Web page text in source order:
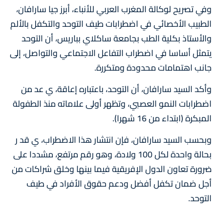
وفي تصريح لوكالة المغرب العربي للأنباء، أبرز جيا سارافان،
الطبيب الأخصائي في اضطرابات طيف التوحد والتكفل بالألم
والأستاذ بكلية الطب بجامعة ساكلاي بباريس، أن التوحد
يتمثل أساسا في اضطراب التفاعل الاجتماعي والتواصل، إلى
جانب اهتمامات محدودة ومتكررة.
وأكد السيد سارافان، أن التوحد، باعتباره إعاقة، ي عد من
اضطرابات النمو العصبي، وتظهر أولى علاماته منذ الطفولة
المبكرة (ابتداء من 16 شهرا).
وبحسب السيد سارافان، فإن انتشار هذا الاضطراب، ي قد ر
بحالة واحدة لكل 100 ولادة، وهو رقم مرتفع، مشددا على
ضرورة تعاون الدول الإفريقية فيما بينها وخلق شراكات من
أجل ضمان تكفل أفضل ودعم حقوق الأفراد في طيف
التوحد.